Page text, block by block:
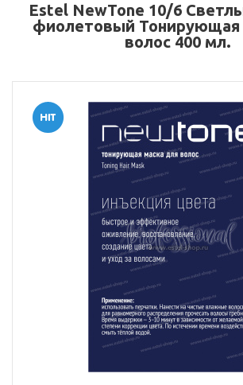
Estel NewTone 10/6
фиолетовый Тонирующая
волос 400 мл.